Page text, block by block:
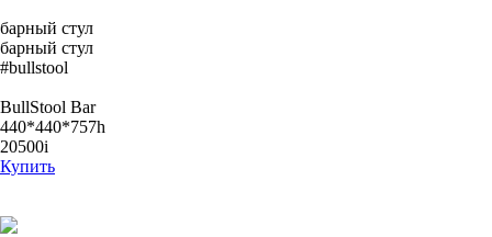
барный стул
барный стул
#bullstool
BullStool Bar
440*440*757h
20500i
Купить